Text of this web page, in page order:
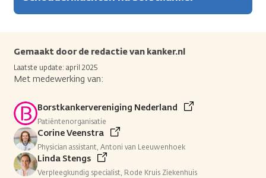
Gemaakt door de redactie van kanker.nl
Laatste update: april 2025
Met medewerking van:
Borstkankervereniging Nederland
Patiëntenorganisatie
Corine Veenstra
Physician assistant, Antoni van Leeuwenhoek
Linda Stengs
Verpleegkundig specialist, Rode Kruis Ziekenhuis